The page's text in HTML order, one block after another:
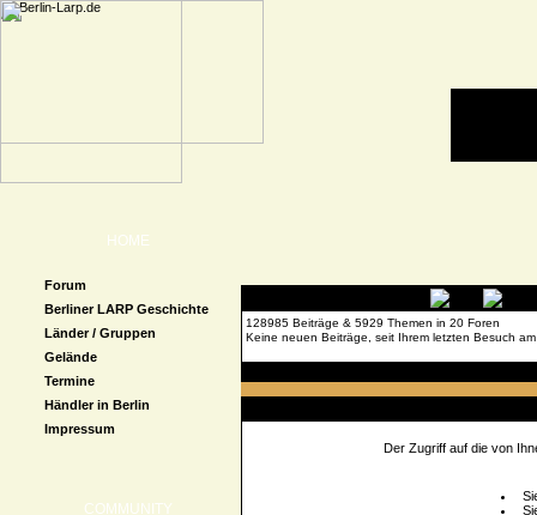
HOME
Forum
Berliner LARP Geschichte
Länder / Gruppen
Gelände
Termine
Händler in Berlin
Impressum
COMMUNITY
128985 Beiträge & 5929 Themen in 20 Foren
Keine neuen Beiträge, seit Ihrem letzten Besuch
Der Zugriff auf die von